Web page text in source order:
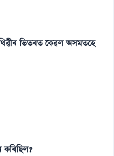
ভিতৰত কেৱল অসমতহে